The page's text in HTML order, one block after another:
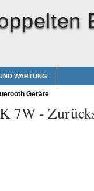
WARTUNG
Geräte
7W -